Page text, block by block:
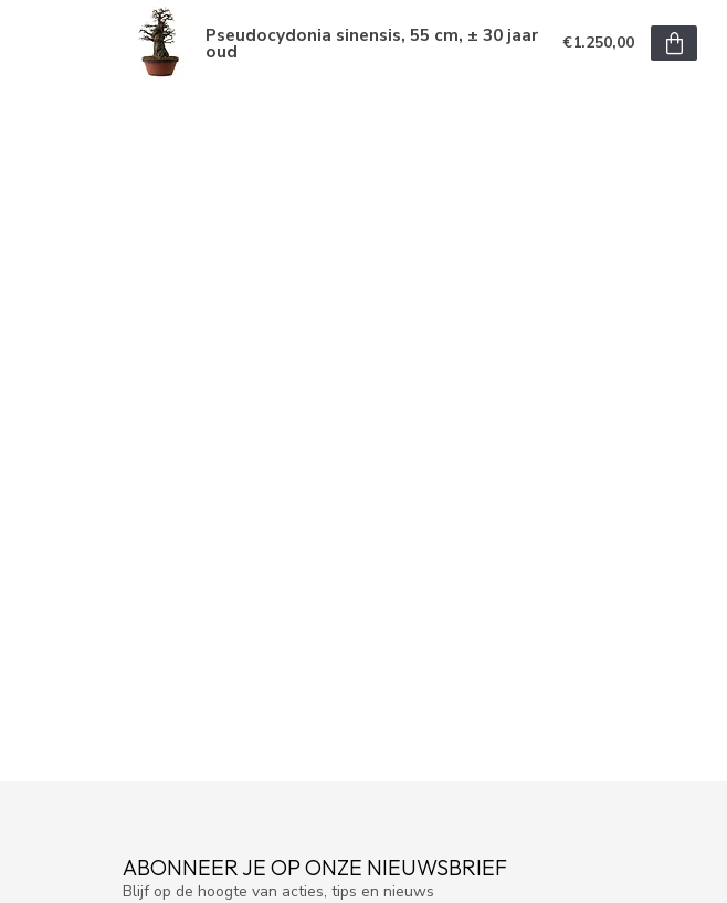
Pseudocydonia sinensis, 55 cm, ± 30 jaar
oud €1.250,00
ABONNEER JE OP ONZE NIEUWSBRIEF
Blijf op de hoogte van acties, tips en nieuws